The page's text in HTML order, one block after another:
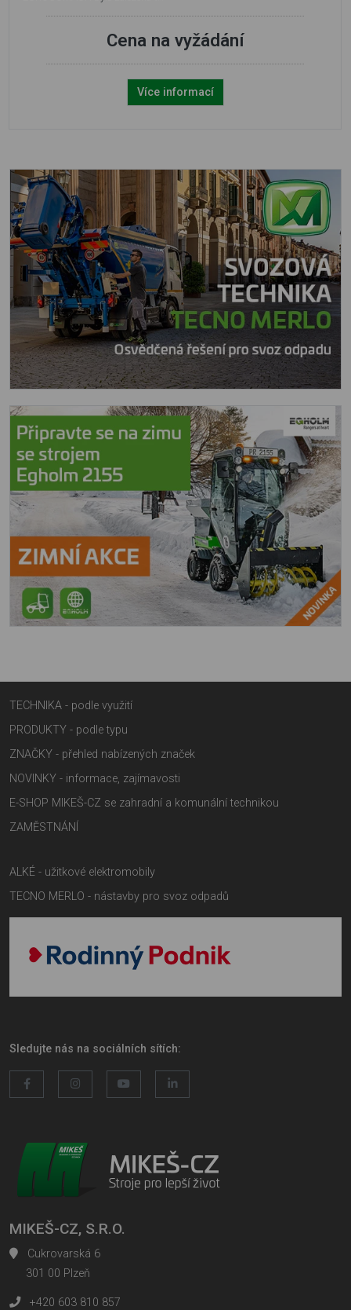
Cena na vyžádání
Více informací
TECHNIKA - podle využití
PRODUKTY - podle typu
ZNAČKY - přehled nabízených značek
NOVINKY - informace, zajímavosti
E-SHOP MIKEŠ-CZ se zahradní a komunální technikou
ZAMĚSTNÁNÍ
ALKÉ - užitkové elektromobily
TECNO MERLO - nástavby pro svoz odpadů
Sledujte nás na sociálních sítích:
MIKEŠ-CZ, S.R.O.
Cukrovarská 6
301 00 Plzeň
+420 603 810 857